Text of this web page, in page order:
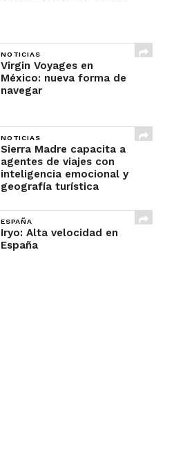
NOTICIAS
Virgin Voyages en
México: nueva forma de
navegar
NOTICIAS
Sierra Madre capacita a
agentes de viajes con
inteligencia emocional y
geografía turística
ESPAÑA
Iryo: Alta velocidad en
España